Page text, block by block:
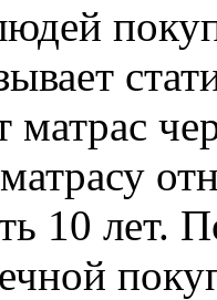
матрас
10 лет.